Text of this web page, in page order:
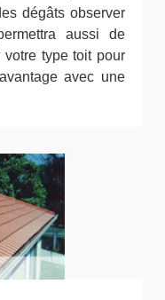
dégâts observer
aussi de
type toit pour
avec une